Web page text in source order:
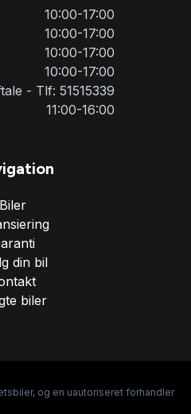
10:00-17:00
10:00-17:00
10:00-17:00
10:00-17:00
- Tlf: 51515339
11:00-16:00
Biler
din bil
biler
og en uautoriseret forhandler